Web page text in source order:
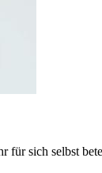
sich selbst